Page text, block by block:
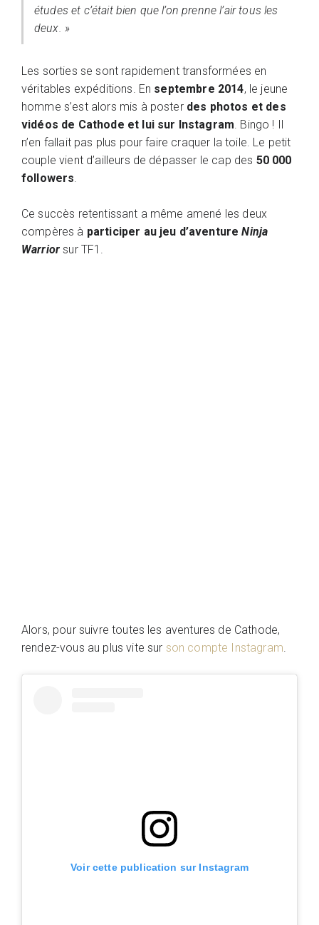
études et c’était bien que l’on prenne l’air tous les
deux. »
Les sorties se sont rapidement transformées en
véritables expéditions. En septembre 2014, le jeune
homme s’est alors mis à poster des photos et des
vidéos de Cathode et lui sur Instagram. Bingo ! Il
n’en fallait pas plus pour faire craquer la toile. Le petit
couple vient d’ailleurs de dépasser le cap des 50 000
followers.
Ce succès retentissant a même amené les deux
compères à participer au jeu d’aventureNinja
Warriorsur TF1.
Alors, pour suivre toutes les aventures de Cathode,
rendez-vous au plus vite sur son compte Instagram.
Voir cette publication sur Instagram